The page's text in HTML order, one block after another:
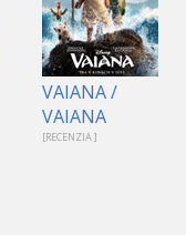
VAIANA /
VAIANA
[RECENZIA ]